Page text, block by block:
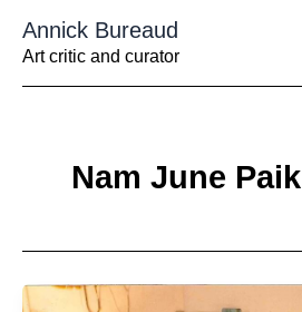
contenu
Annick Bureaud
Art critic and curator
Nam June Paik